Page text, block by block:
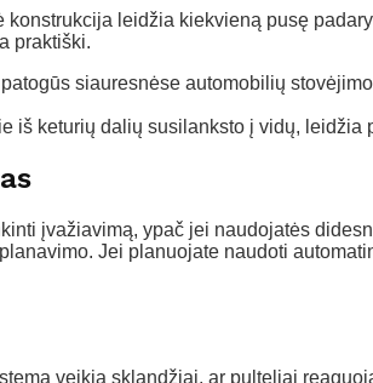
leidžia kiekvieną pusę
praktiški.
siauresnėse automobilių
iš keturių dalių susilanksto į vidų, leidžia
įvažiavimą, ypač jei naudojatės
Jei planuojate naudoti
veikia sklandžiai, ar pulteliai